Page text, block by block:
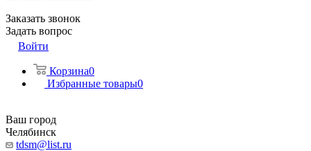
Заказать звонок
Задать вопрос
Войти
Корзина0
Избранные товары0
Ваш город
Челябинск
tdsm@list.ru